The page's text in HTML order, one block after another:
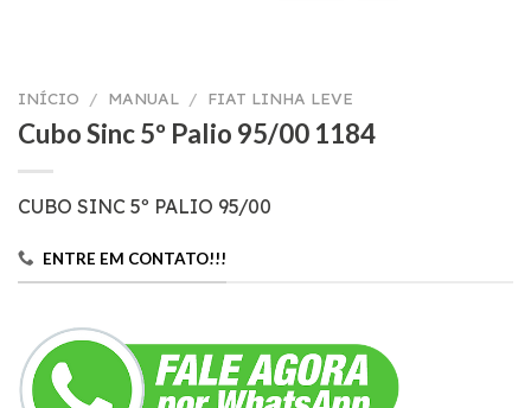
INÍCIO / MANUAL / FIAT LINHA LEVE
Cubo Sinc 5º Palio 95/00 1184
CUBO SINC 5º PALIO 95/00
ENTRE EM CONTATO!!!